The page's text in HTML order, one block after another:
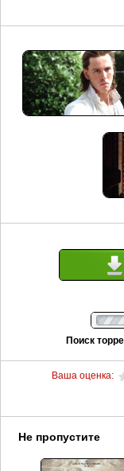
Поиск
Ваша оценка:
Не пропустите